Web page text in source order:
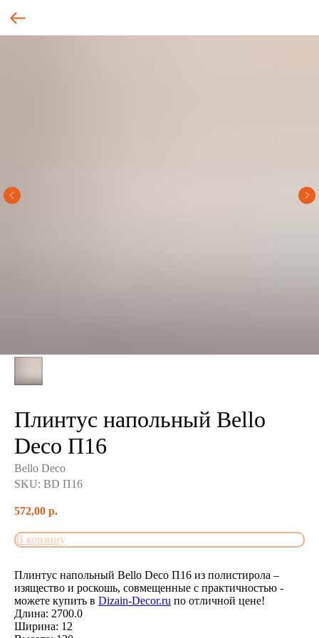
Плинтус напольный Bello
Deco П16
Bello Deco
SKU: BD П16
572,00 р.
В корзину
Плинтус напольный Bello Deco П16 из полистирола –
изящество и роскошь, совмещенные с практичностью -
можете купить в Dizain-Decor.ru по отличной цене!
Длина: 2700.0
Ширина: 12